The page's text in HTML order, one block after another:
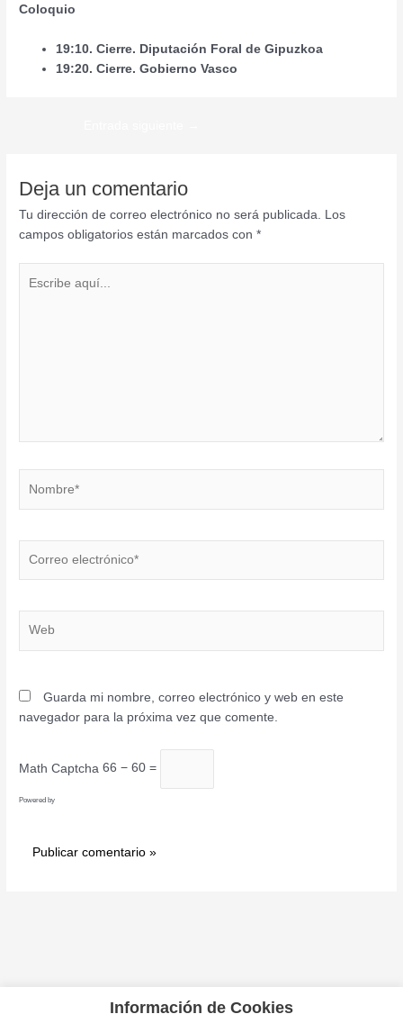
Coloquio
19:10. Cierre. Diputación Foral de Gipuzkoa
19:20. Cierre. Gobierno Vasco
Deja un comentario
Tu dirección de correo electrónico no será publicada.
Los
campos obligatorios están marcados con*
aquí...
Guarda mi nombre, correo electrónico y web en este
navegador para la próxima vez que comente.
Math Captcha 66 − 60 =
Powered by
Información de Cookies